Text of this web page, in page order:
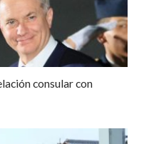
consular con